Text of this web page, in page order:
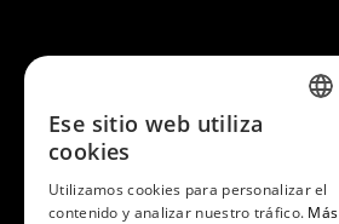
Ese sitio web utiliza
cookies
Utilizamos cookies para personalizar el
contenido y analizar nuestro tráfico. Más